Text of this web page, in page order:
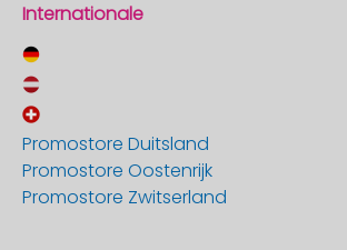
Internationale
Promostore Duitsland
Promostore Oostenrijk
Promostore Zwitserland